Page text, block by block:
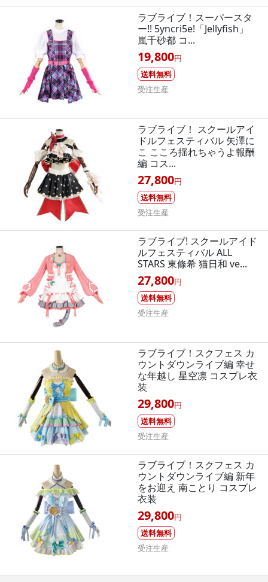
ラブライブ！スーパースタ
ー!! 5yncri5e!「Jellyfish」
嵐千砂都 コ...
19,800円
送料無料
受注生産
ラブライブ！ スクールアイ
ドルフェスティバル 矢澤に
こ こころ揺れちゃうよ報酬
編 コス...
27,800円
送料無料
受注生産
ラブライブ! スクールアイド
ルフェスティバル ALL
STARS 東條希 猫日和 ve...
27,800円
送料無料
受注生産
ラブライブ！スクフェス カ
ウントダウンライブ編 幸せ
な年越し 星空凛 コスプレ衣
装
29,800円
送料無料
受注生産
ラブライブ！スクフェス カ
ウントダウンライブ編 新年
をお迎え 南ことり コスプレ
衣装
29,800円
送料無料
受注生産